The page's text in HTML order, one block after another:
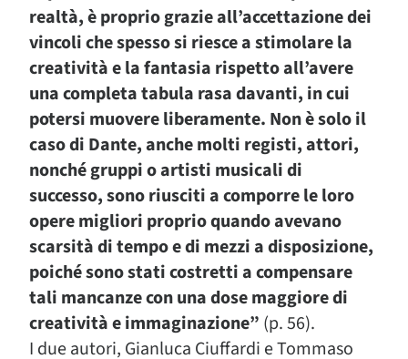
realtà, è proprio grazie all’accettazione dei
vincoli che spesso si riesce a stimolare la
creatività e la fantasia rispetto all’avere
una completa tabula rasa davanti, in cui
potersi muovere liberamente. Non è solo il
caso di Dante, anche molti registi, attori,
nonché gruppi o artisti musicali di
successo, sono riusciti a comporre le loro
opere migliori proprio quando avevano
scarsità di tempo e di mezzi a disposizione,
poiché sono stati costretti a compensare
tali mancanze con una dose maggiore di
creatività e immaginazione” (p. 56).
I due autori, Gianluca Ciuffardi e Tommaso